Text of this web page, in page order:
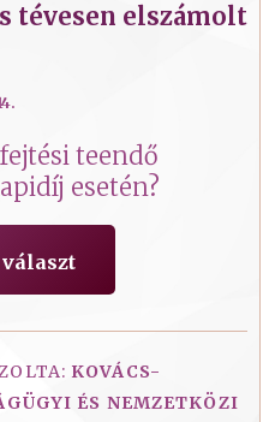
elszámolt
teendő
esetén?
KOVÁCS-
ÉS NEMZETKÖZI